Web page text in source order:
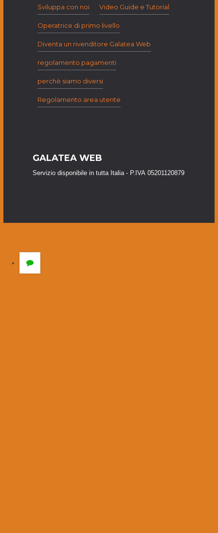
Sviluppa con noi Video Guide e Tutorial
Operatrice di primo livello
Diventa un rivenditore Galatea Web
regolamento pagamenti
perchè siamo diversi
Regolamento area utente
GALATEA WEB
Servizio disponibile in tutta Italia - P.IVA 05201120879